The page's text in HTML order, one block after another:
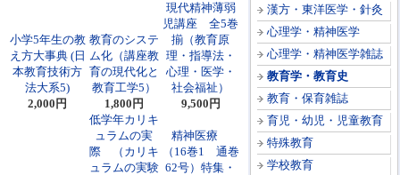
漢方・東洋医学・針灸
心理学・精神医学
心理学・精神医学雑誌
教育学・教育史
教育・保育雑誌
育児・幼児・児童教育
特殊教育
学校教育
小学5年生の教
え方大事典 (日
本教育技術方
法大系5)
2,000円
教育のシステ
ム化（講座教
育の現代化と
教育工学5）
1,800円
現代精神薄弱
児講座 全5巻
揃（教育原
理・指導法・
心理・医学・
社会福祉）
9,500円
低学年カリキ
ュラムの実
際 （カリキ
ュラムの実験
精神医療
（16巻1 通巻
62号）特集・